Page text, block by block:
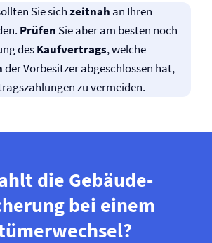
Sie sichzeitnah an Ihren
Prüfen Sie aber am besten noch
desKaufvertrags, welche
der Vorbesitzer abgeschlossen hat,
zu vermeiden.
die Gebäude­
bei einem